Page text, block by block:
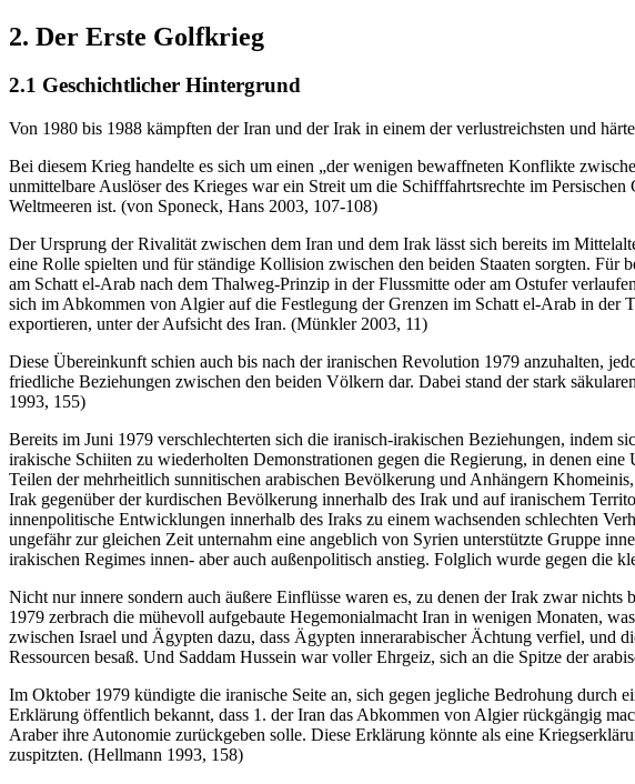
2. Der Erste Golfkrieg
2.1 Geschichtlicher Hintergrund
Von 1980 bis 1988 kämpften der Iran und der Irak in einem der verlustreichsten und
Bei diesem Krieg handelte es sich um einen „der wenigen bewaffneten Konflikte
unmittelbare Auslöser des Krieges war ein Streit um die Schifffahrtsrechte im
Weltmeeren ist. (von Sponeck, Hans 2003, 107-108)
Der Ursprung der Rivalität zwischen dem Iran und dem Irak lässt sich bereits im
eine Rolle spielten und für ständige Kollision zwischen den beiden Staaten sorgten.
am Schatt el-Arab nach dem Thalweg-Prinzip in der Flussmitte oder am Ostufer
sich im Abkommen von Algier auf die Festlegung der Grenzen im Schatt el-Arab in
exportieren, unter der Aufsicht des Iran. (Münkler 2003, 11)
Diese Übereinkunft schien auch bis nach der iranischen Revolution 1979 anzuhalten,
friedliche Beziehungen zwischen den beiden Völkern dar. Dabei stand der stark
1993, 155)
Bereits im Juni 1979 verschlechterten sich die iranisch-irakischen Beziehungen, indem
irakische Schiiten zu wiederholten Demonstrationen gegen die Regierung, in denen
Teilen der mehrheitlich sunnitischen arabischen Bevölkerung und Anhängern
Irak gegenüber der kurdischen Bevölkerung innerhalb des Irak und auf iranischem
innenpolitische Entwicklungen innerhalb des Iraks zu einem wachsenden schlechten
ungefähr zur gleichen Zeit unternahm eine angeblich von Syrien unterstützte Gruppe
irakischen Regimes innen- aber auch außenpolitisch anstieg. Folglich wurde gegen die
Nicht nur innere sondern auch äußere Einflüsse waren es, zu denen der Irak zwar
1979 zerbrach die mühevoll aufgebaute Hegemonialmacht Iran in wenigen Monaten,
zwischen Israel und Ägypten dazu, dass Ägypten innerarabischer Ächtung verfiel, und
Ressourcen besaß. Und Saddam Hussein war voller Ehrgeiz, sich an die Spitze der
Im Oktober 1979 kündigte die iranische Seite an, sich gegen jegliche Bedrohung durch
Erklärung öffentlich bekannt, dass 1. der Iran das Abkommen von Algier rückgängig
Araber ihre Autonomie zurückgeben solle. Diese Erklärung könnte als eine
zuspitzten. (Hellmann 1993, 158)